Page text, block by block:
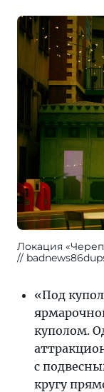
Локация
«Под
куполом.
с
кругу